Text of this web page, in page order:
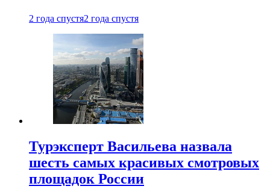
2 года спустя2 года спустя
Турэксперт Васильева назвала
шесть самых красивых смотровых
площадок России